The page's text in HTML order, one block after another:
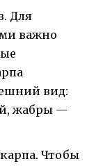
Для
важно
вид:
жабры —
Чтобы